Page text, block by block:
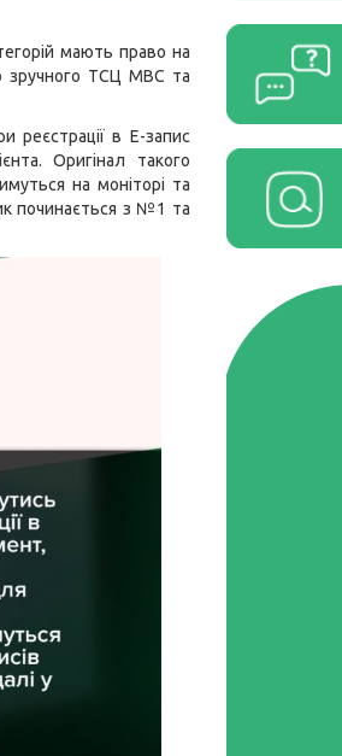
мають право на
зручного ТСЦ МВС та
реєстрації в Е-запис
Оригінал такого
на моніторі та
починається з №1 та